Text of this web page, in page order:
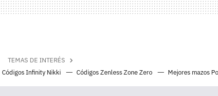
TEMAS DE INTERÉS
Códigos Infinity Nikki
Códigos Zenless Zone Zero Mejores mazos